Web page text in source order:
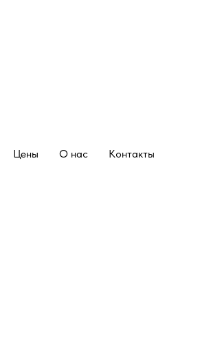
Цены О нас Контакты